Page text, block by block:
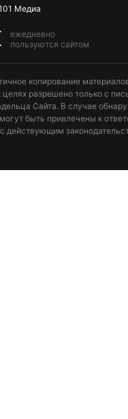
Медиа
ежедневно
пользуются сайтом
копирование
разрешено только с
Сайта. В случае
быть привлечены к
действующим